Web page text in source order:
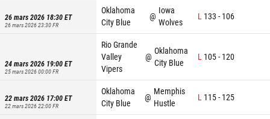
26 mars 2026 18:30ET
26 mars 2026 23:30FR
Oklahoma
City Blue
@
Iowa
Wolves
L 133 - 106
24 mars 2026 19:00ET
25 mars 2026 00:00FR
Rio Grande
Valley
Vipers
@
Oklahoma
City Blue
L 105- 120
22 mars 2026 17:00ET
22 mars 2026 22:00FR
Oklahoma
City Blue
@
Memphis
Hustle
L 115- 125